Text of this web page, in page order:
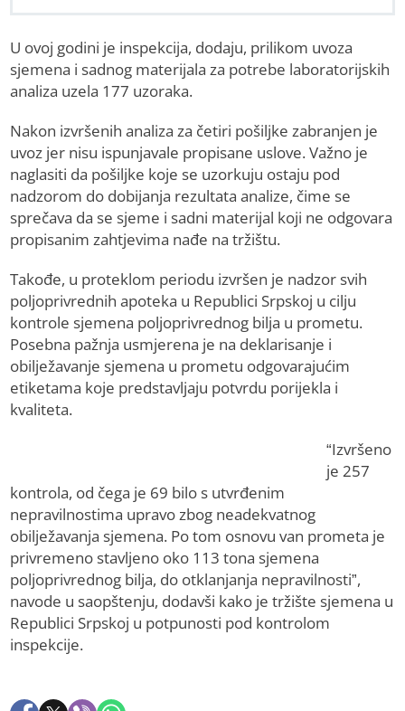
U ovoj godini je inspekcija, dodaju, prilikom uvoza
sjemena i sadnog materijala za potrebe laboratorijskih
analiza uzela 177 uzoraka.
Nakon izvršenih analiza za četiri pošiljke zabranjen je
uvoz jer nisu ispunjavale propisane uslove. Važno je
naglasiti da pošiljke koje se uzorkuju ostaju pod
nadzorom do dobijanja rezultata analize, čime se
sprečava da se sjeme i sadni materijal koji ne odgovara
propisanim zahtjevima nađe na tržištu.
Takođe, u proteklom periodu izvršen je nadzor svih
poljoprivrednih apoteka u Republici Srpskoj u cilju
kontrole sjemena poljoprivrednog bilja u prometu.
Posebna pažnja usmjerena je na deklarisanje i
obilježavanje sjemena u prometu odgovarajućim
etiketama koje predstavljaju potvrdu porijekla i
kvaliteta.
“Izvršeno
je 257
kontrola, od čega je 69 bilo s utvrđenim
nepravilnostima upravo zbog neadekvatnog
obilježavanja sjemena. Po tom osnovu van prometa je
privremeno stavljeno oko 113 tona sjemena
poljoprivrednog bilja, do otklanjanja nepravilnosti”,
navode u saopštenju, dodavši kako je tržište sjemena u
Republici Srpskoj u potpunosti pod kontrolom
inspekcije.